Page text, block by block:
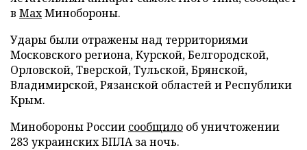
в MaxМинобороны.
Удары были отражены над территориями
Московского региона, Курской, Белгородской,
Орловской, Тверской, Тульской, Брянской,
Владимирской, Рязанской областей и Республики
Крым.
Минобороны России сообщило об уничтожении
283 украинских БПЛА за ночь.